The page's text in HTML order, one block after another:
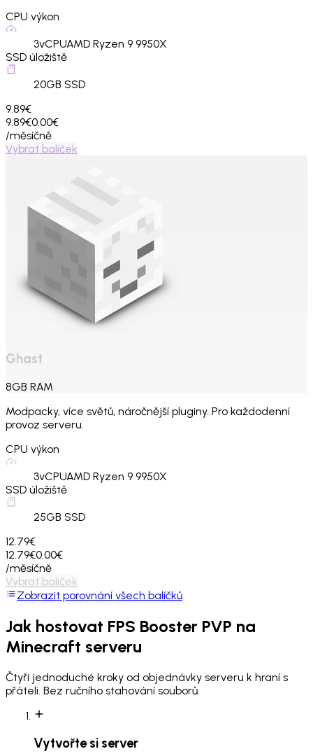
CPU výkon
3vCPUAMD Ryzen 9 9950X
SSD úložiště
20GB SSD
9.89€
9.89€0.00€
/měsíčně
Vybrat balíček
Ghast
8GB RAM
Modpacky, více světů, náročnější pluginy. Pro každodenní
provoz serveru.
CPU výkon
3vCPUAMD Ryzen 9 9950X
SSD úložiště
25GB SSD
12.79€
12.79€0.00€
/měsíčně
Vybrat balíček
Zobrazit porovnání všech balíčků
Jak hostovat FPS Booster PVP na
Minecraft serveru
Čtyři jednoduché kroky od objednávky serveru k hraní s
přáteli. Bez ručního stahování souborů.
Vytvořte si server